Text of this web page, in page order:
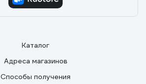
Каталог
Адреса магазинов
Способы получения